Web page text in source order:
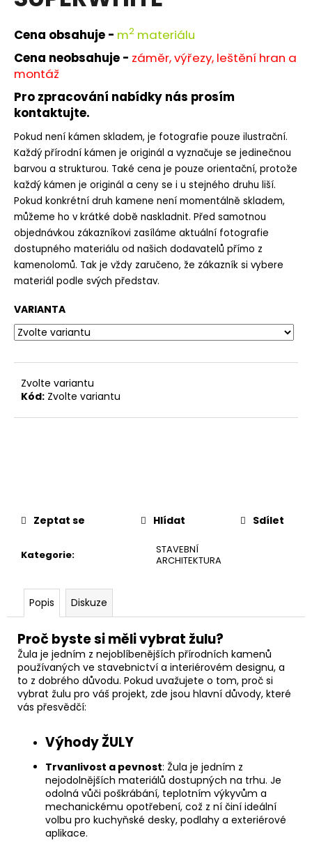
z
5
hvězdiček.
Cena obsahuje - m2 materiálu
Cena neobsahuje - záměr, výřezy, leštění hran a
montáž
Pro zpracování nabídky nás prosím
kontaktujte.
Pokud není kámen skladem, je fotografie pouze ilustrační.
Každý přírodní kámen je originál a vyznačuje se jedinečnou
barvou a strukturou. Také cena je pouze orientační, protože
každý kámen je originál a ceny se i u stejného druhu liší.
Pokud konkrétní druh kamene není momentálně skladem,
můžeme ho v krátké době naskladnit. Před samotnou
objednávkou zákazníkovi zasíláme aktuální fotografie
dostupného materiálu od našich dodavatelů přímo z
kamenolomů. Tak je vždy zaručeno, že zákazník si vybere
materiál podle svých představ.
VARIANTA
Zvolte variantu
Kód: Zvolte variantu
Kategorie:
STAVEBNÍ
ARCHITEKTURA
Zeptat se Hlídat Sdílet
Popis Diskuze
Proč byste si měli vybrat žulu?
Žula je jedním z nejoblíbenějších přírodních kamenů
používaných ve stavebnictví a interiérovém designu, a
to z dobrého důvodu. Pokud uvažujete o tom, proč si
vybrat žulu pro váš projekt, zde jsou hlavní důvody, které
vás přesvědčí:
Výhody ŽULY
Trvanlivost a pevnost: Žula je jedním z
nejodolnějších materiálů dostupných na trhu. Je
odolná vůči poškrábání, teplotním výkyvům a
mechanickému opotřebení, což z ní činí ideální
volbu pro kuchyňské desky, podlahy a exteriérové
aplikace.
j
í
t
?
HLEDAT
D
o
p
o
r
č
u
j
e
m
e